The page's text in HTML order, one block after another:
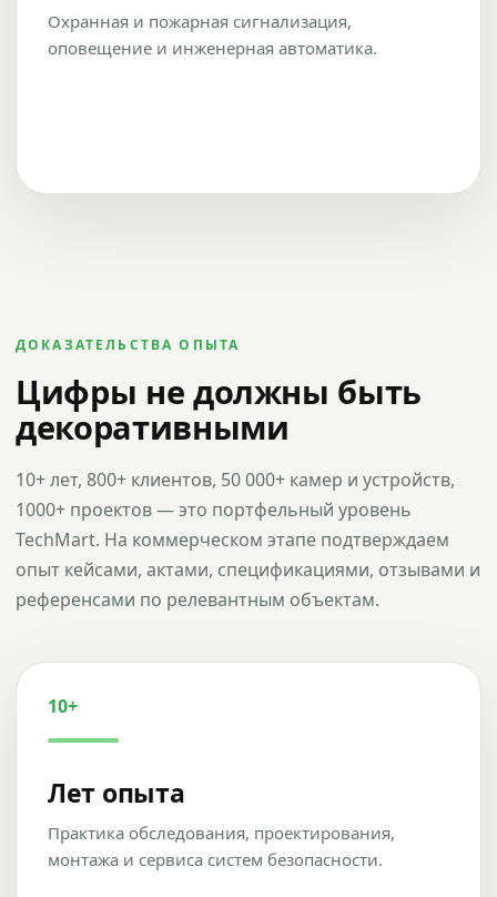
Охранная и пожарная сигнализация,
оповещение и инженерная автоматика.
ДОКАЗАТЕЛЬСТВА ОПЫТА
Цифры не должны быть
декоративными
10+ лет, 800+ клиентов, 50 000+ камер и устройств,
1000+ проектов — это портфельный уровень
TechMart. На коммерческом этапе подтверждаем
опыт кейсами, актами, спецификациями, отзывами и
референсами по релевантным объектам.
10+
Лет опыта
Практика обследования, проектирования,
монтажа и сервиса систем безопасности.